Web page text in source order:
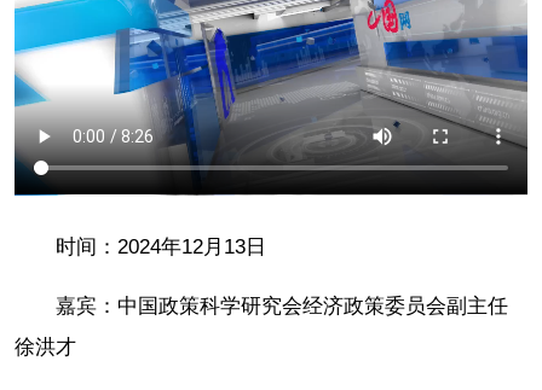
时间：2024年12月13日
嘉宾：中国政策科学研究会经济政策委员会副主任
徐洪才